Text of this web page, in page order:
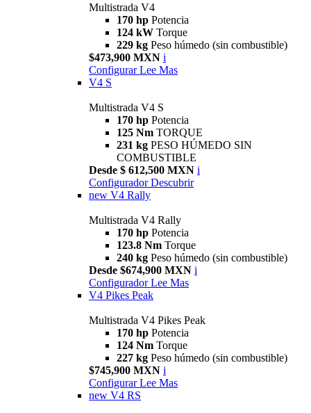
Multistrada V4
170 hp Potencia
124 kW Torque
229 kg Peso húmedo (sin combustible)
$473,900 MXN i
Configurar Lee Mas
V4 S
Multistrada V4 S
170 hp Potencia
125 Nm TORQUE
231 kg PESO HÚMEDO SIN
COMBUSTIBLE
Desde $ 612,500 MXN i
Configurador Descubrir
new V4 Rally
Multistrada V4 Rally
170 hp Potencia
123.8 Nm Torque
240 kg Peso húmedo (sin combustible)
Desde $674,900 MXN i
Configurador Lee Mas
V4 Pikes Peak
Multistrada V4 Pikes Peak
170 hp Potencia
124 Nm Torque
227 kg Peso húmedo (sin combustible)
$745,900 MXN i
Configurar Lee Mas
new V4 RS